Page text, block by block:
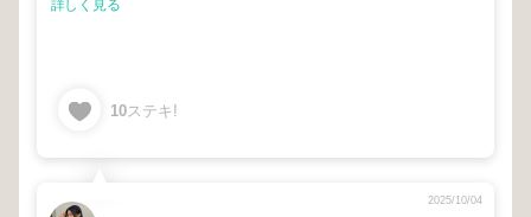
詳しく見る
10ステキ!
2025/10/04